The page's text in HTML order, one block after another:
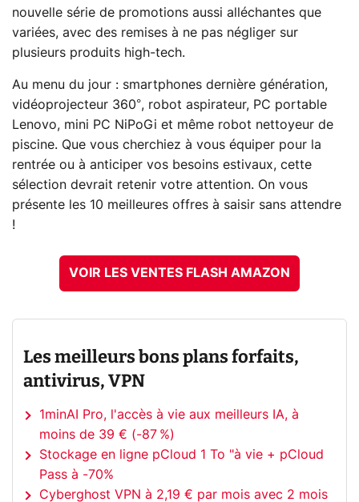
nouvelle série de promotions aussi alléchantes que
variées, avec des remises à ne pas négliger sur
plusieurs produits high-tech.
Au menu du jour : smartphones dernière génération,
vidéoprojecteur 360°, robot aspirateur, PC portable
Lenovo, mini PC NiPoGi et même robot nettoyeur de
piscine. Que vous cherchiez à vous équiper pour la
rentrée ou à anticiper vos besoins estivaux, cette
sélection devrait retenir votre attention. On vous
présente les 10 meilleures offres à saisir sans attendre
!
VOIR LES VENTES FLASH AMAZON
Les meilleurs bons plans forfaits,
antivirus, VPN
1minAI Pro, l'accès à vie aux meilleurs IA, à
moins de 39 € (-87 %)
Stockage en ligne pCloud 1 To "à vie + pCloud
Pass à -70%
Cyberghost VPN à 2,19 € par mois avec 2 mois